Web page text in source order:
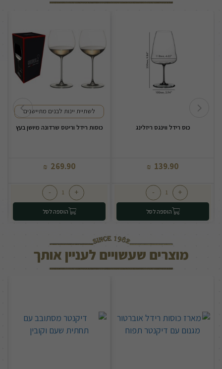
כוס רידל ווינגס ריזלינג
139.90
₪
+
-
הוספה לסל
לשתיית יינות לבנים מתיישנים
כוסות רידל וריטס שרדונה מיושן בעץ
269.90
₪
+
-
הוספה לסל
מוצרים שעשויים לעניין אותך